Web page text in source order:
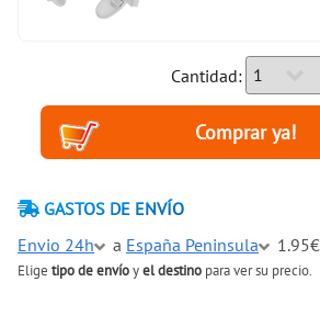
Cantidad:
GASTOS DE ENVÍO
Envio 24h
a España Peninsula 1.95€
Elige tipo de envíoyel destino para ver su precio.